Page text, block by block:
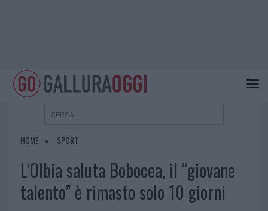
HOME SPORT
L’Olbia saluta Bobocea, il “giovane
talento” è rimasto solo 10 giorni